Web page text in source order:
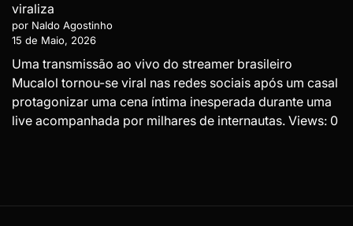
viraliza
por Naldo Agostinho
15 de Maio, 2026
Uma transmissão ao vivo do streamer brasileiro
Mucalol tornou-se viral nas redes sociais após um casal
protagonizar uma cena íntima inesperada durante uma
live acompanhada por milhares de internautas. Views: 0